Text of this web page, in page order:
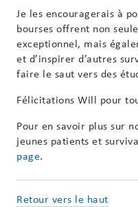
Je les encouragerais à
bourses offrent non
exceptionnel, mais
et d’inspirer d’autres
faire le saut vers des
Félicitations Will pour
Pour en savoir plus sur
jeunes patients et
page.
Retour vers le haut